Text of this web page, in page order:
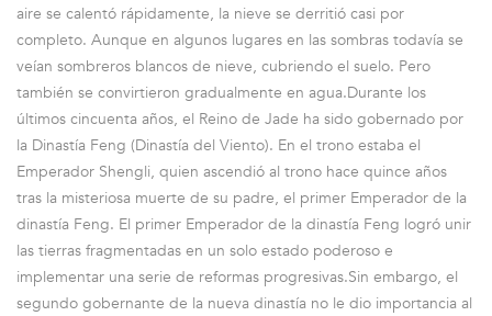
aire se calentó rápidamente, la nieve se derritió casi por
completo. Aunque en algunos lugares en las sombras todavía se
veían sombreros blancos de nieve, cubriendo el suelo. Pero
también se convirtieron gradualmente en agua.Durante los
últimos cincuenta años, el Reino de Jade ha sido gobernado por
la Dinastía Feng (Dinastía del Viento). En el trono estaba el
Emperador Shengli, quien ascendió al trono hace quince años
tras la misteriosa muerte de su padre, el primer Emperador de la
dinastía Feng. El primer Emperador de la dinastía Feng logró unir
las tierras fragmentadas en un solo estado poderoso e
implementar una serie de reformas progresivas.Sin embargo, el
segundo gobernante de la nueva dinastía no le dio importancia al